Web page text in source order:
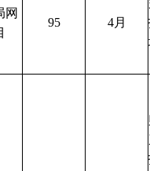
网
95 4月